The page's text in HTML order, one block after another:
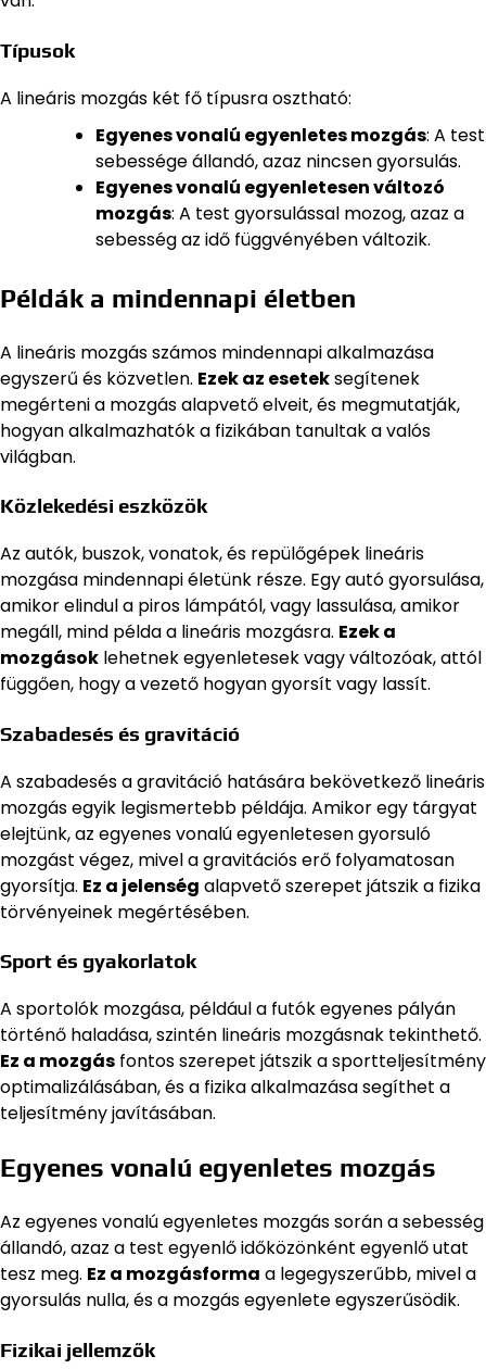
Típusok
A lineáris mozgás két fő típusra osztható:
Egyenes vonalú egyenletes mozgás: A test
sebessége állandó, azaz nincsen gyorsulás.
Egyenes vonalú egyenletesen változó
mozgás: A test gyorsulással mozog, azaz a
sebesség az idő függvényében változik.
Példák a mindennapi életben
A lineáris mozgás számos mindennapi alkalmazása
egyszerű és közvetlen. Ezek az eseteksegítenek
megérteni a mozgás alapvető elveit, és megmutatják,
hogyan alkalmazhatók a fizikában tanultak a valós
világban.
Közlekedési eszközök
Az autók, buszok, vonatok, és repülőgépek lineáris
mozgása mindennapi életünk része. Egy autó gyorsulása,
amikor elindul a piros lámpától, vagy lassulása, amikor
megáll, mind példa a lineáris mozgásra. Ezek a
mozgások lehetnek egyenletesek vagy változóak, attól
függően, hogy a vezető hogyan gyorsít vagy lassít.
Szabadesés és gravitáció
A szabadesés a gravitáció hatására bekövetkező lineáris
mozgás egyik legismertebb példája. Amikor egy tárgyat
elejtünk, az egyenes vonalú egyenletesen gyorsuló
mozgást végez, mivel a gravitációs erő folyamatosan
gyorsítja. Ez a jelenség alapvető szerepet játszik a fizika
törvényeinek megértésében.
Sport és gyakorlatok
A sportolók mozgása, például a futók egyenes pályán
történő haladása, szintén lineáris mozgásnak tekinthető.
Ez a mozgás fontos szerepet játszik a sportteljesítmény
optimalizálásában, és a fizika alkalmazása segíthet a
teljesítmény javításában.
Egyenes vonalú egyenletes mozgás
Az egyenes vonalú egyenletes mozgás során a sebesség
állandó, azaz a test egyenlő időközönként egyenlő utat
tesz meg. Ez a mozgásforma a legegyszerűbb, mivel a
gyorsulás nulla, és a mozgás egyenlete egyszerűsödik.
Fizikai jellemzők